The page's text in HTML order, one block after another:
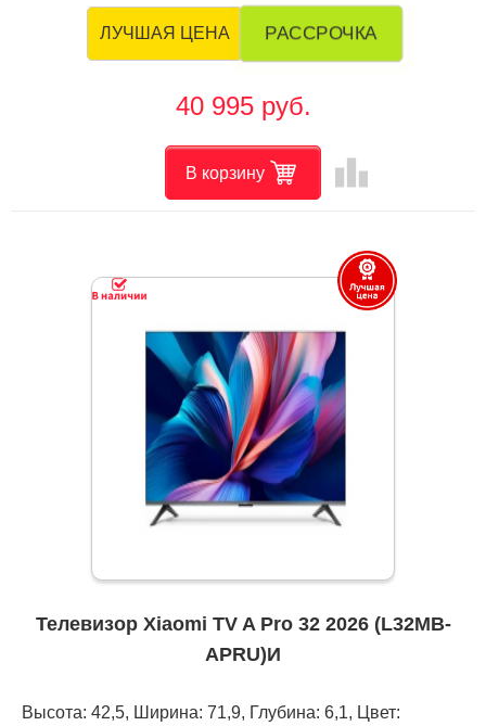
ЛУЧШАЯ ЦЕНА РАССРОЧКА
40 995 руб.
В корзину leaderboard
Телевизор Xiaomi TV A Pro 32 2026 (L32MB-
APRU)И
Высота: 42,5, Ширина: 71,9, Глубина: 6,1, Цвет: